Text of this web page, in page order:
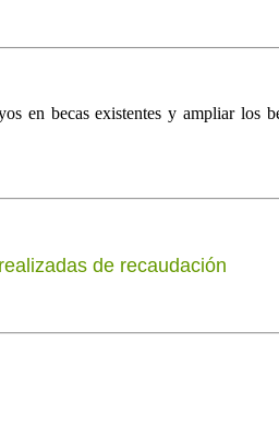
en becas existentes y ampliar los
de recaudación